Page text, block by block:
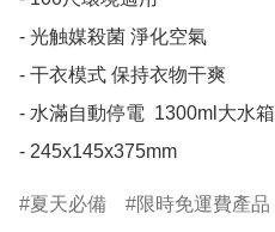
- 光触媒殺菌 淨化空氣
- 干衣模式 保持衣物干爽
- 水滿自動停電  1300ml大水箱
- 245x145x375mm
夏天必備 限時免運費產品